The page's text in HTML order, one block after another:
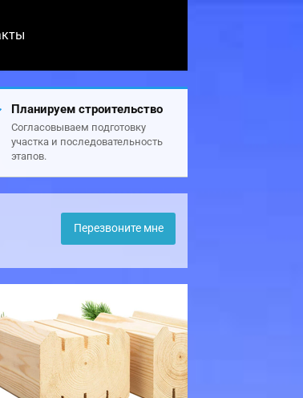
Планируем строительство
Согласовываем подготовку
участка и последовательность
этапов.
Перезвоните мне